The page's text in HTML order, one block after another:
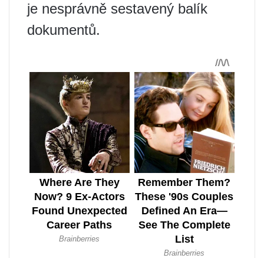
je nesprávně sestavený balík
dokumentů.